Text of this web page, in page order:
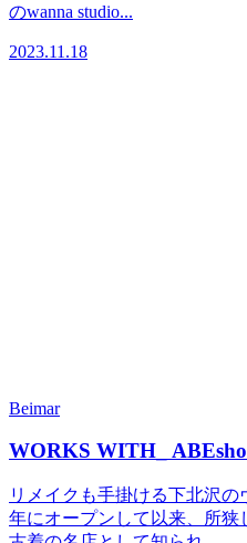
のwanna studio...
2023.11.18
Beimar
WORKS WITH_
リメイクも手掛ける下北沢
年にオープンして以来、所